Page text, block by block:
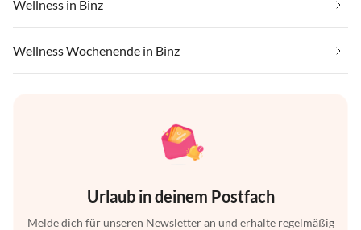
Wellness in Binz
Wellness Wochenende in Binz
Urlaub in deinem Postfach
Melde dich für unseren Newsletter an und erhalte regelmäßig